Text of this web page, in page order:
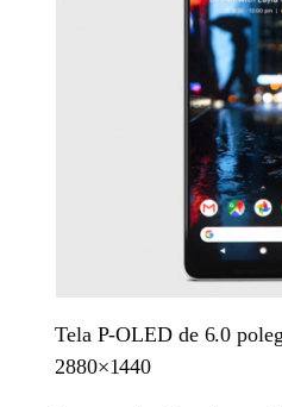
Tela P-OLED de 6.0
2880×1440